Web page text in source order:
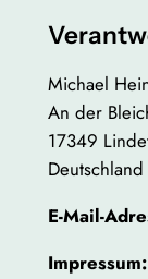
Michael
An der
17349
Deutschland
E-Mail-
Impressum: